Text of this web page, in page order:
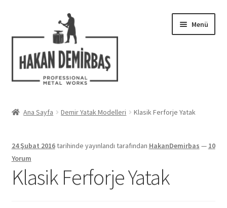
Menü
genişlet
Uygulamalar
Blog
Ana Sayfa Demir Yatak Modelleri Klasik Ferforje Yatak
24 Şubat 2016tarihinde yayınlandı tarafından HakanDemirbas — 10
Yorum
Klasik Ferforje Yatak